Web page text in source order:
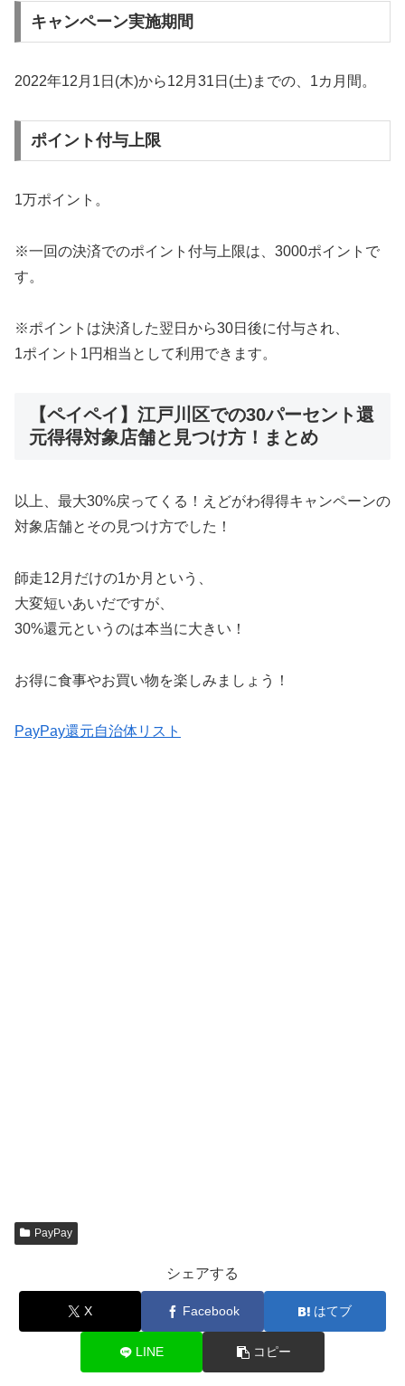
キャンペーン実施期間
2022年12月1日(木)から12月31日(土)までの、1カ月間。
ポイント付与上限
1万ポイント。
※一回の決済でのポイント付与上限は、3000ポイントで
す。
※ポイントは決済した翌日から30日後に付与され、
1ポイント1円相当として利用できます。
【ペイペイ】江戸川区での30パーセント還
元得得対象店舗と見つけ方！まとめ
以上、最大30%戻ってくる！えどがわ得得キャンペーンの
対象店舗とその見つけ方でした！
師走12月だけの1か月という、
大変短いあいだですが、
30%還元というのは本当に大きい！
お得に食事やお買い物を楽しみましょう！
PayPay還元自治体リスト
PayPay
シェアする
X Facebook はてブ
LINE コピー